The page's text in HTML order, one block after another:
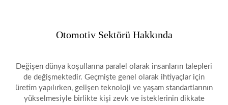
Otomotiv Sektörü Hakkında
Değişen dünya koşullarına paralel olarak insanların talepleri
de değişmektedir. Geçmişte genel olarak ihtiyaçlar için
üretim yapılırken, gelişen teknoloji ve yaşam standartlarının
yükselmesiyle birlikte kişi zevk ve isteklerinin dikkate